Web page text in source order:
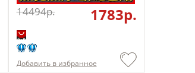
14494p. 1783p.
Добавить в избранное